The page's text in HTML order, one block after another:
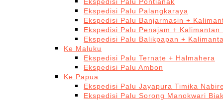
Ekspedisi Palu Palangkaraya
Ekspedisi Palu Banjarmasin +
Ekspedisi Palu Penajam + Kalimantan
Ekspedisi Palu Balikpapan +
Ke Maluku
Ekspedisi Palu Ternate + Halmahera
Ekspedisi Palu Ambon
Ke Papua
Ekspedisi Palu Jayapura Timika
Ekspedisi Palu Sorong Manokwari